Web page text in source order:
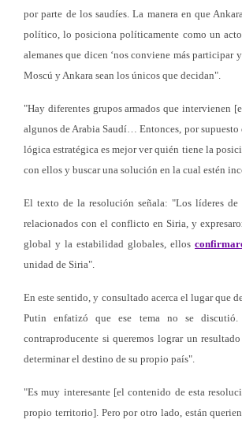
por parte de los saudíes. La manera en que
político, lo posiciona políticamente como un
alemanes que dicen ‘nos conviene más
Moscú y Ankara sean los únicos que decidan".
"Hay diferentes grupos armados que
algunos de Arabia Saudí… Entonces, por
lógica estratégica es mejor ver quién tiene la
con ellos y buscar una solución en la cual estén
El texto de la resolución señala: "Los líderes
relacionados con el conflicto en Siria, y
global y la estabilidad globales, ellos
unidad de Siria".
En este sentido, y consultado acerca el lugar que
Putin enfatizó que ese tema no se discutió.
contraproducente si queremos lograr un
determinar el destino de su propio país".
"Es muy interesante [el contenido de esta
propio territorio]. Pero por otro lado, están